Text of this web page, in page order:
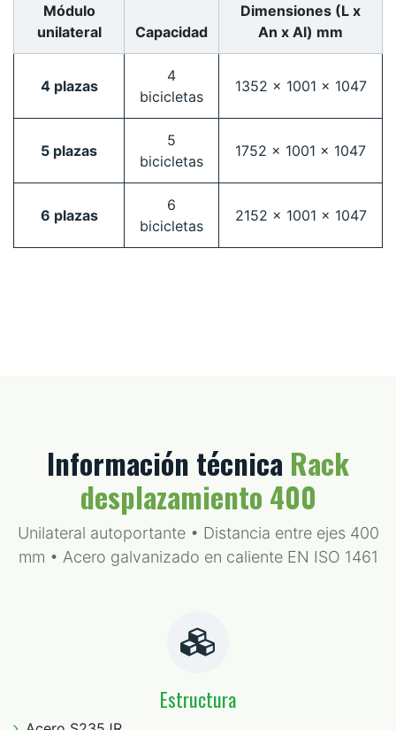
Módulo
unilateral
Capacidad
Dimensiones (L x
An x Al) mm
4 plazas
4
bicicletas
1352 x 1001 x 1047
5 plazas
5
bicicletas
1752 x 1001 x 1047
6 plazas
6
bicicletas
2152 x 1001 x 1047
Información técnica Rack
desplazamiento 400
Unilateral autoportante • Distancia entre ejes 400
mm • Acero galvanizado en caliente EN ISO 1461
Estructura